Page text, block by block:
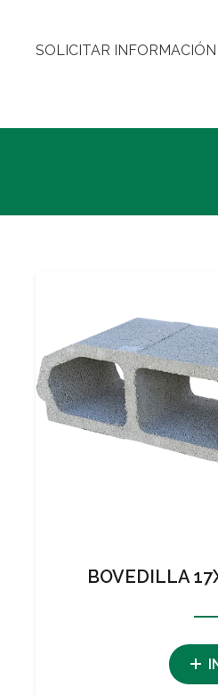
SOLICITAR INFORMACIÓN
BOVEDILLA